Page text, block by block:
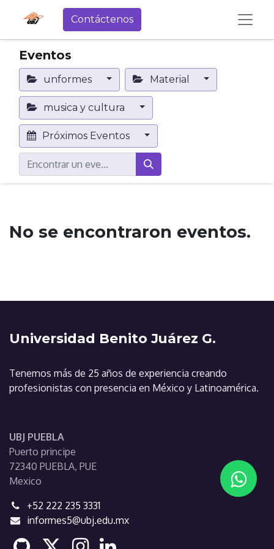
Contáctenos
Eventos
unformes Material
musica y cultura
Próximos Eventos
No se encontraron eventos.
Universidad Benito Juárez G.
Tenemos más de 25 años de experiencia creando
profesionistas con presencia en México y Latinoamérica.
UBJ PUEBLA
Puerto principe
72340 PUEBLA, PUE
Mexico
+52 222 235 3331
informes5@ubj.edu.mx